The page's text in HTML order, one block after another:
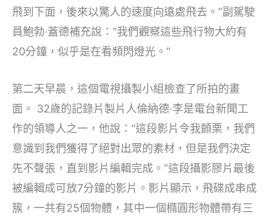
飛到下面，後來以驚人的速度向遠處飛去。”副駕駛
員鮑勃·蓋德補充說：“我們觀察這些飛行物大約有
20分鐘，似乎是在看頻閃燈光。”
第二天早晨，這個電視攝製小組檢查了所拍的畫
面。 32歲的記錄片製片人倫納德·李是電台新聞工
作的領導人之一，他說：“這段影片令我顫栗，我們
意識到我們獲得了絕對出眾的素材，但是我們決定
先不聲張，直到影片編輯完成。”這段攝影膠片最後
被編輯成可放7分鐘的影片。影片顯示，飛碟成串成
簇，一共有25個物體，其中一個橢圓形物體帶有三